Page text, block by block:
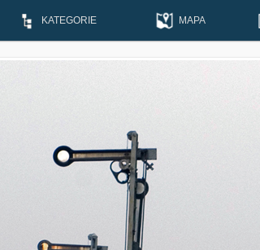
KATEGORIE MAPA